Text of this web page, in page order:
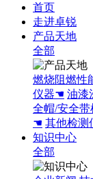
首页
走进卓锐
产品天地
全部
燃烧阻燃性
仪器☚ 油漆
全帽/安全带
☚ 其他检测
知识中心
全部